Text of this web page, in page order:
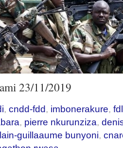
23/11/2019
, cndd-fdd, imbonerakure,
, pierre nkurunziza,
guillaaume bunyoni,